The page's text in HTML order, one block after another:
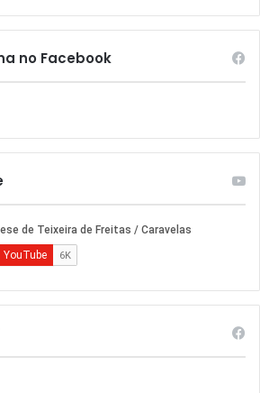
no Facebook